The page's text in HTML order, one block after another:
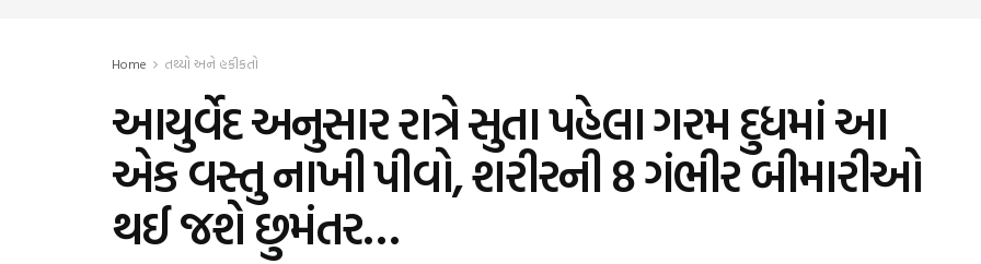
Home તથ્યો અને હકીકતો
આયુર્વેદ અનુસાર રાત્રે સુતા પહેલા ગરમ દુધમાં આ
એક વસ્તુ નાખી પીવો, શરીરની 8 ગંભીર બીમારીઓ
થઈ જશે છુમંતર…